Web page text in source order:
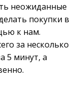
неожиданные
покупки в
к нам.
за несколько
5 минут, а